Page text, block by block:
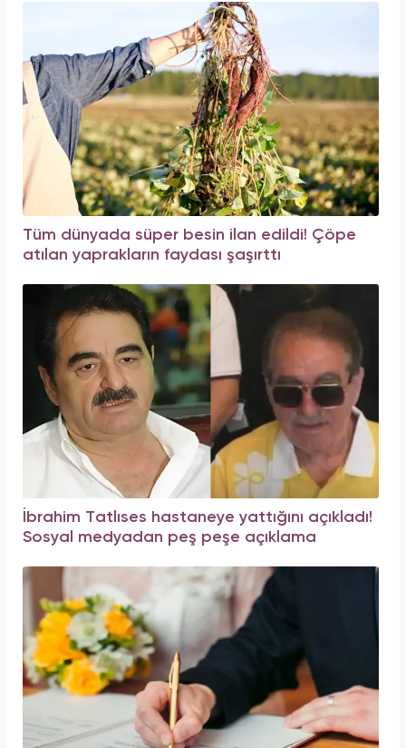
Tüm dünyada süper besin ilan edildi! Çöpe
atılan yaprakların faydası şaşırttı
İbrahim Tatlıses hastaneye yattığını açıkladı!
Sosyal medyadan peş peşe açıklama